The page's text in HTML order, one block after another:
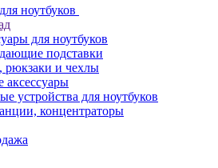
ноутбуков
для ноутбуков
подставки
рюкзаки и чехлы
аксессуары
устройства для ноутбуков
концентраторы